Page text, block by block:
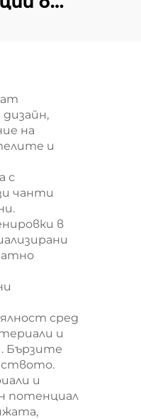
–
торби
за
на
и
с
чанти
в
сред
и
Бързите
и
потенциал